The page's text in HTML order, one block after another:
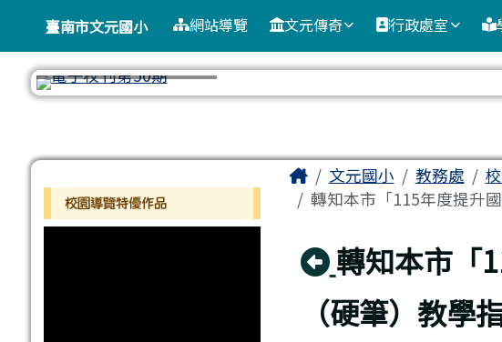
臺南市文元國小
導覽列臺南市文元國小 網站導覽 文元傳奇 行政處室
左邊區域內容
校園導覽特優作品
主內容區域
Home文元國小 教務處
轉知本市「115年度提升
回上頁
轉知本市「
（硬筆）教學
頁尾區域